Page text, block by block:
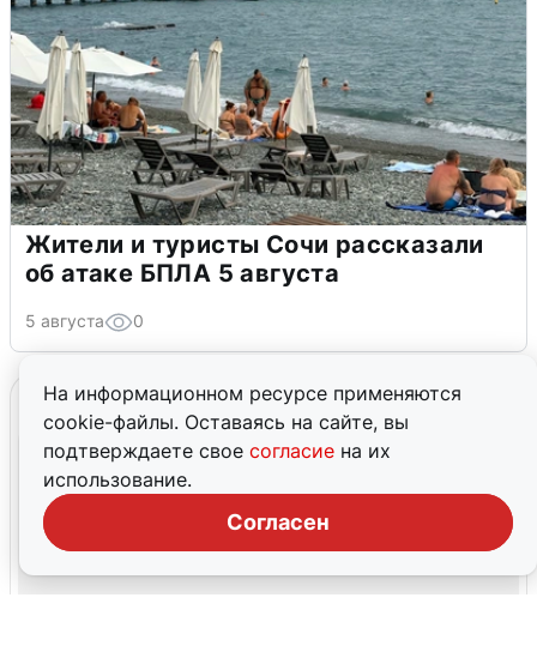
На информационном ресурсе применяются
cookie-файлы. Оставаясь на сайте, вы
подтверждаете свое согласие на их
использование.
Согласен
Жители и туристы Сочи рассказали
об атаке БПЛА 5 августа
5 августа 0